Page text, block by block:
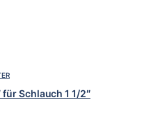
Schlauch 1 1/2″